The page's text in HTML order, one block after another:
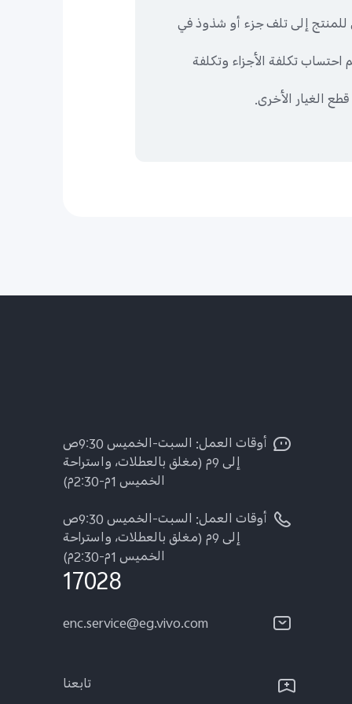
للمنتج إلى تلف جزء أو شذوذ في
احتساب تكلفة الأجزاء وتكلفة
أوقات العمل: السبت-الخميس 9:30ص
إلى 9م (مغلق بالعطلات، واستراحة
الخميس 1م-2:30م)
أوقات العمل: السبت-الخميس 9:30ص
إلى 9م (مغلق بالعطلات، واستراحة
الخميس 1م-2:30م)
17028
enc.service@eg.vivo.com
تابعنا